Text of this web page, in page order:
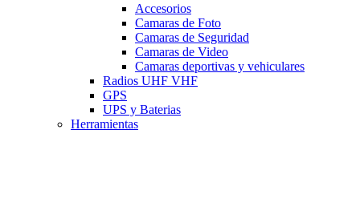
Accesorios
Camaras de Foto
Camaras de Seguridad
Camaras de Video
Camaras deportivas y vehiculares
Radios UHF VHF
GPS
UPS y Baterias
Herramientas